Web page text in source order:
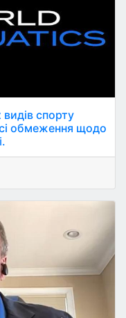
спорту
обмеження щодо